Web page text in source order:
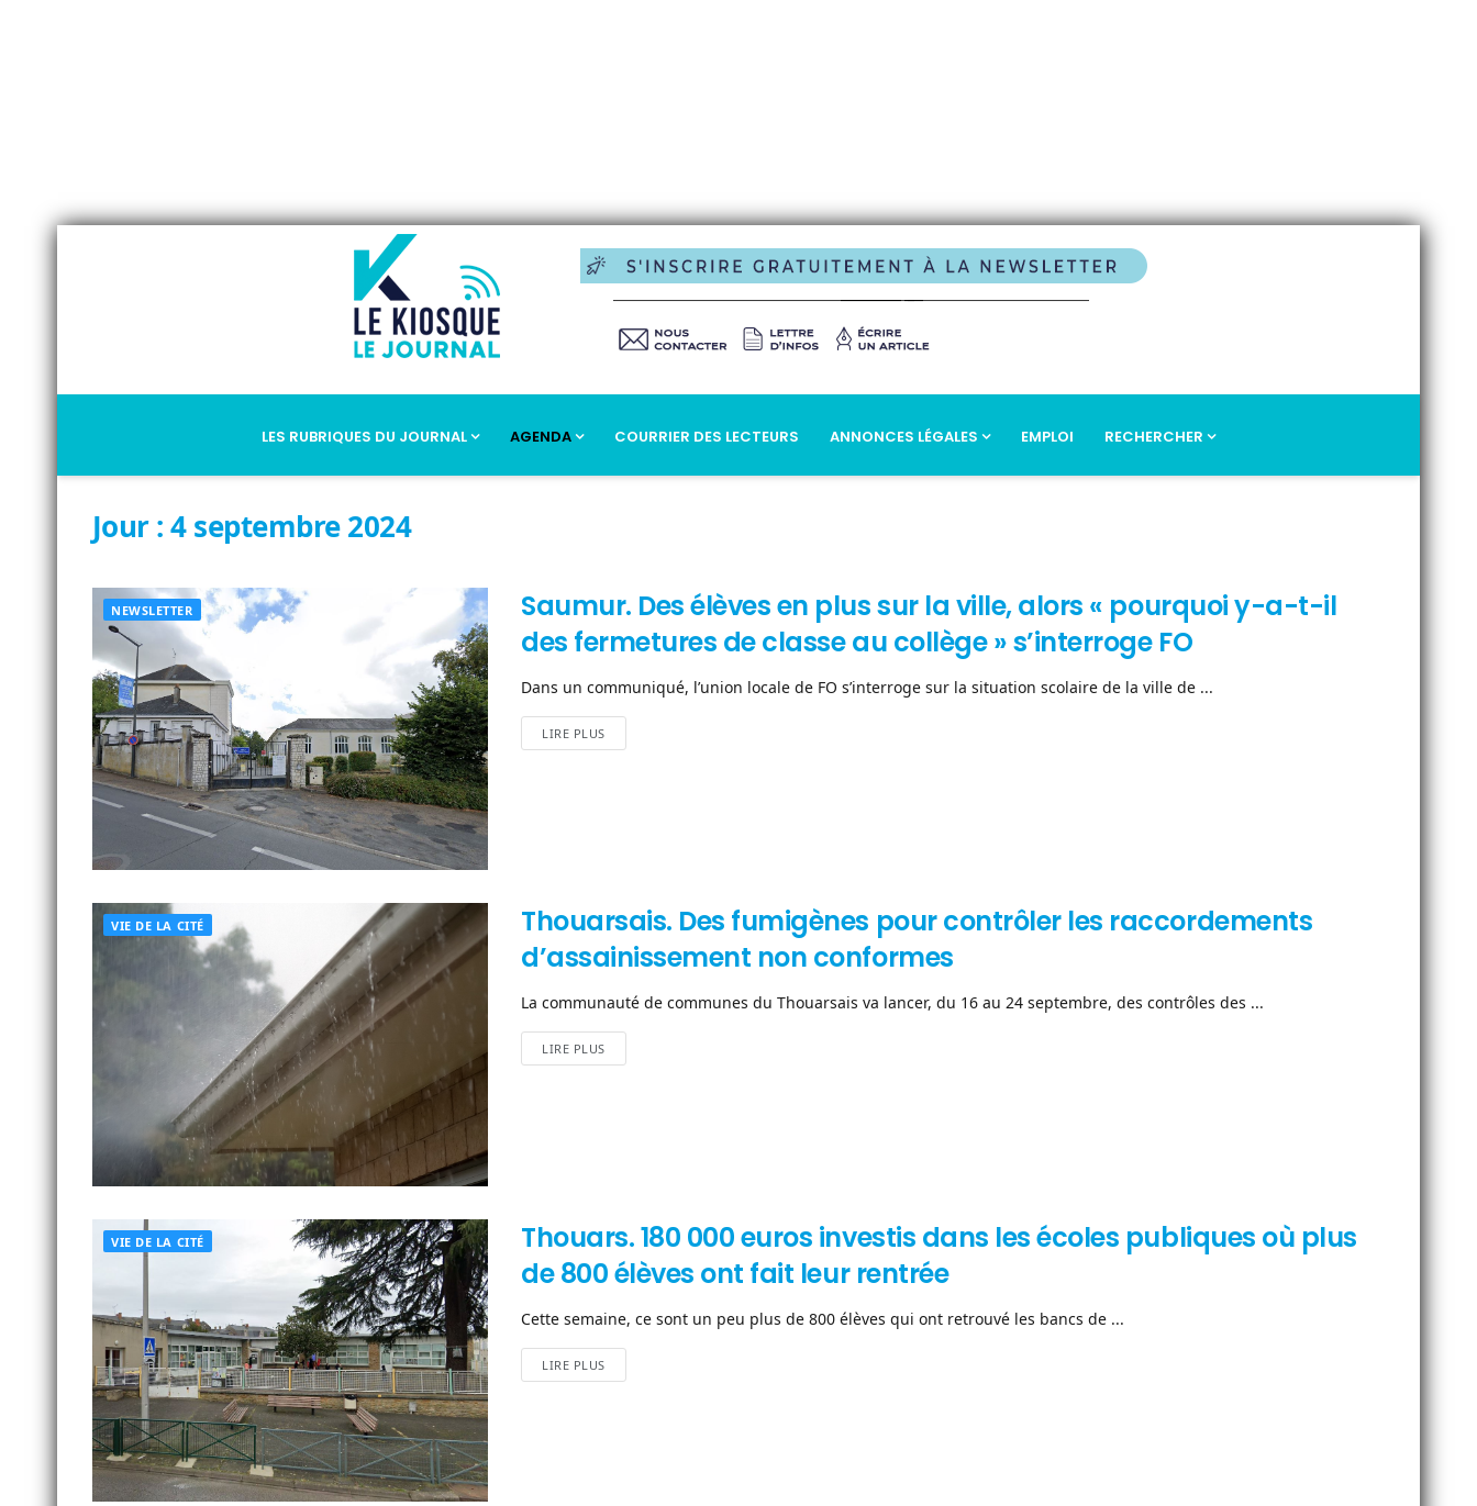
LES RUBRIQUES DU JOURNAL AGENDA COURRIER DES LECTEURS ANNONCES LÉGALES EMPLOI RECHERCHER
Jour :4 septembre 2024
NEWSLETTER
Saumur. Des élèves en plus sur la ville, alors « pourquoi y-a-t-il
des fermetures de classe au collège » s’interroge FO
Dans un communiqué, l’union locale de FO s’interroge sur la situation scolaire de la ville de ...
LIRE PLUS
VIE DE LA CITÉ
Thouarsais. Des fumigènes pour contrôler les raccordements
d’assainissement non conformes
La communauté de communes du Thouarsais va lancer, du 16 au 24 septembre, des contrôles des ...
LIRE PLUS
VIE DE LA CITÉ
Thouars. 180 000 euros investis dans les écoles publiques où plus
de 800 élèves ont fait leur rentrée
Cette semaine, ce sont un peu plus de 800 élèves qui ont retrouvé les bancs de ...
LIRE PLUS